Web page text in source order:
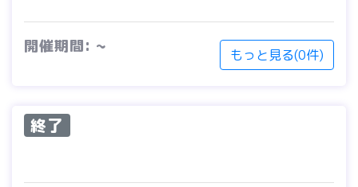
開催期間: ~ もっと見る(0件)
終了